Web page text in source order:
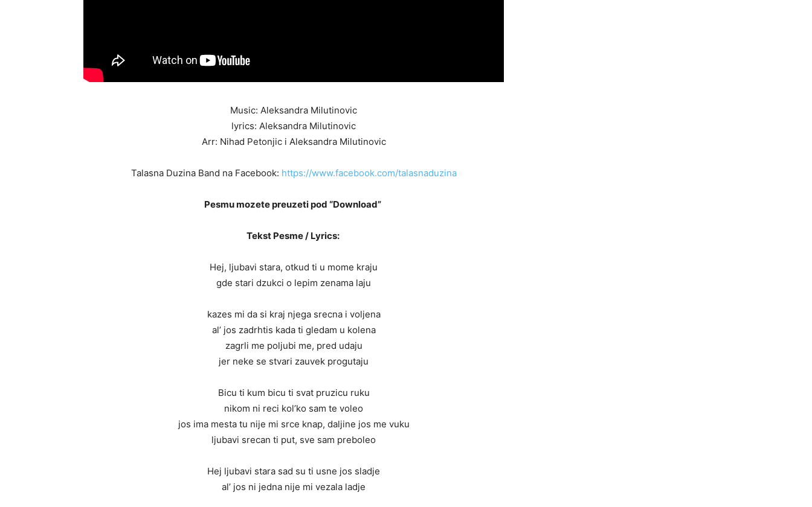
Music: Aleksandra Milutinovic
lyrics: Aleksandra Milutinovic
Arr: Nihad Petonjic i Aleksandra Milutinovic
Talasna Duzina Band na Facebook: https://www.facebook.com/talasnaduzina
Pesmu mozete preuzeti pod “Download”
Tekst Pesme / Lyrics:
Hej, ljubavi stara, otkud ti u mome kraju
gde stari dzukci o lepim zenama laju
kazes mi da si kraj njega srecna i voljena
al’ jos zadrhtis kada ti gledam u kolena
zagrli me poljubi me, pred udaju
jer neke se stvari zauvek progutaju
Bicu ti kum bicu ti svat pruzicu ruku
nikom ni reci kol’ko sam te voleo
jos ima mesta tu nije mi srce knap, daljine jos me vuku
ljubavi srecan ti put, sve sam preboleo
Hej ljubavi stara sad su ti usne jos sladje
al’ jos ni jedna nije mi vezala ladje